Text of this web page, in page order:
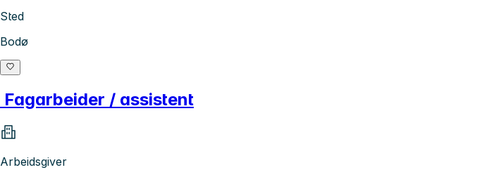
Sted
Bodø
Fagarbeider / assistent
Arbeidsgiver